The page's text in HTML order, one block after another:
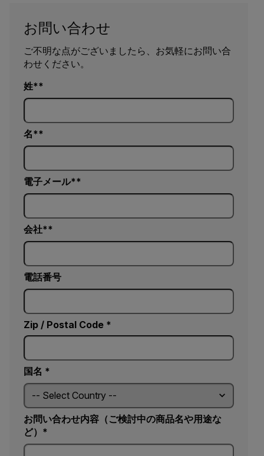
お問い合わせ
ご不明な点がございましたら、お気軽にお問い合
わせください。
姓*
名*
電子メール*
会社*
電話番号
Zip / Postal Code *
国名 *
お問い合わせ内容（ご検討中の商品名や用途な
ど）*